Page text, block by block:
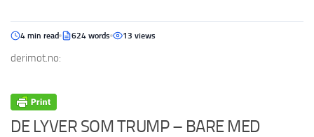
4 min read 624 words 13 views
derimot.no:
DE LYVER SOM TRUMP – BARE MED